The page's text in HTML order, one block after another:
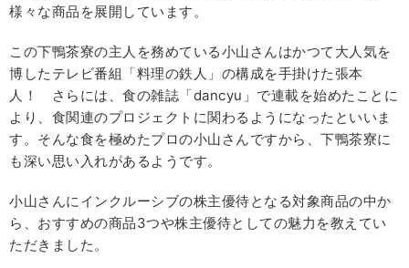
様々な商品を展開しています。
この下鴨茶寮の主人を務めている小山さんはかつて大人気を
博したテレビ番組「料理の鉄人」の構成を手掛けた張本
人！ さらには、食の雑誌「dancyu」で連載を始めたことに
より、食関連のプロジェクトに関わるようになったといいま
す。そんな食を極めたプロの小山さんですから、下鴨茶寮に
も深い思い入れがあるようです。
小山さんにインクルーシブの株主優待となる対象商品の中か
ら、おすすめの商品3つや株主優待としての魅力を教えてい
ただきました。